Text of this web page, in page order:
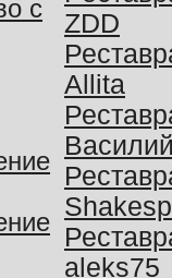
с
ZDD
Allita
aleks75